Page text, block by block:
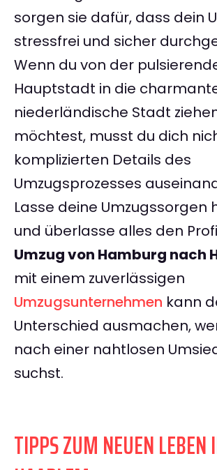
sorgen sie dafür, dass dein
stressfrei und sicher
Wenn du von der
Hauptstadt in die
niederländische Stadt
möchtest, musst du dich
komplizierten Details des
Umzugsprozesses
Lasse deine Umzugssorgen
und überlasse alles den
Umzug von Hamburg nach
mit einem zuverlässigen
Umzugsunternehmen kann
Unterschied ausmachen,
nach einer nahtlosen
suchst.
TIPPS ZUM NEUEN LEBEN